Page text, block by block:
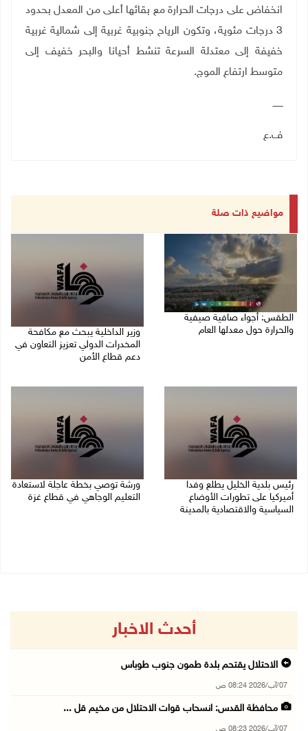
انخفاض على درجات الحرارة مع بقائها أعلى من المعدل بحدود
3 درجات مئوية، وتكون الرياح جنوبية غربية إلى شمالية غربية
خفيفة إلى معتدلة السرعة تنشط أحيانا والبحر خفيف إلى
متوسط ارتفاع الموج.
ـــــــ
ف.ع
مواضيع ذات صلة
الطقس: أجواء صافية صيفية
والحرارة حول معدلها العام
وزير الداخلية يبحث مع مكافحة
المخدرات الدولي تعزيز التعاون في
دعم قطاع الأمن
رئيس بلدية الخليل يطلع وفدا
أميركيا على تطورات الأوضاع
السياسية والاقتصادية بالمدينة
ورشة توصي بخطة عاجلة لاستعادة
التعليم الوجاهي في قطاع غزة
أحدث الاخبار
الاحتلال يقتحم بلدة طمون جنوب طوباس
07/آب/2026 08:24 ص
محافظة القدس: انسحاب قوات الاحتلال من مخيم قل ...